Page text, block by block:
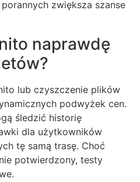
zwiększa szanse
naprawdę
lub czyszczenie plików
podwyżek cen.
śledzić historię
dla użytkowników
tę samą trasę. Choć
potwierdzony, testy